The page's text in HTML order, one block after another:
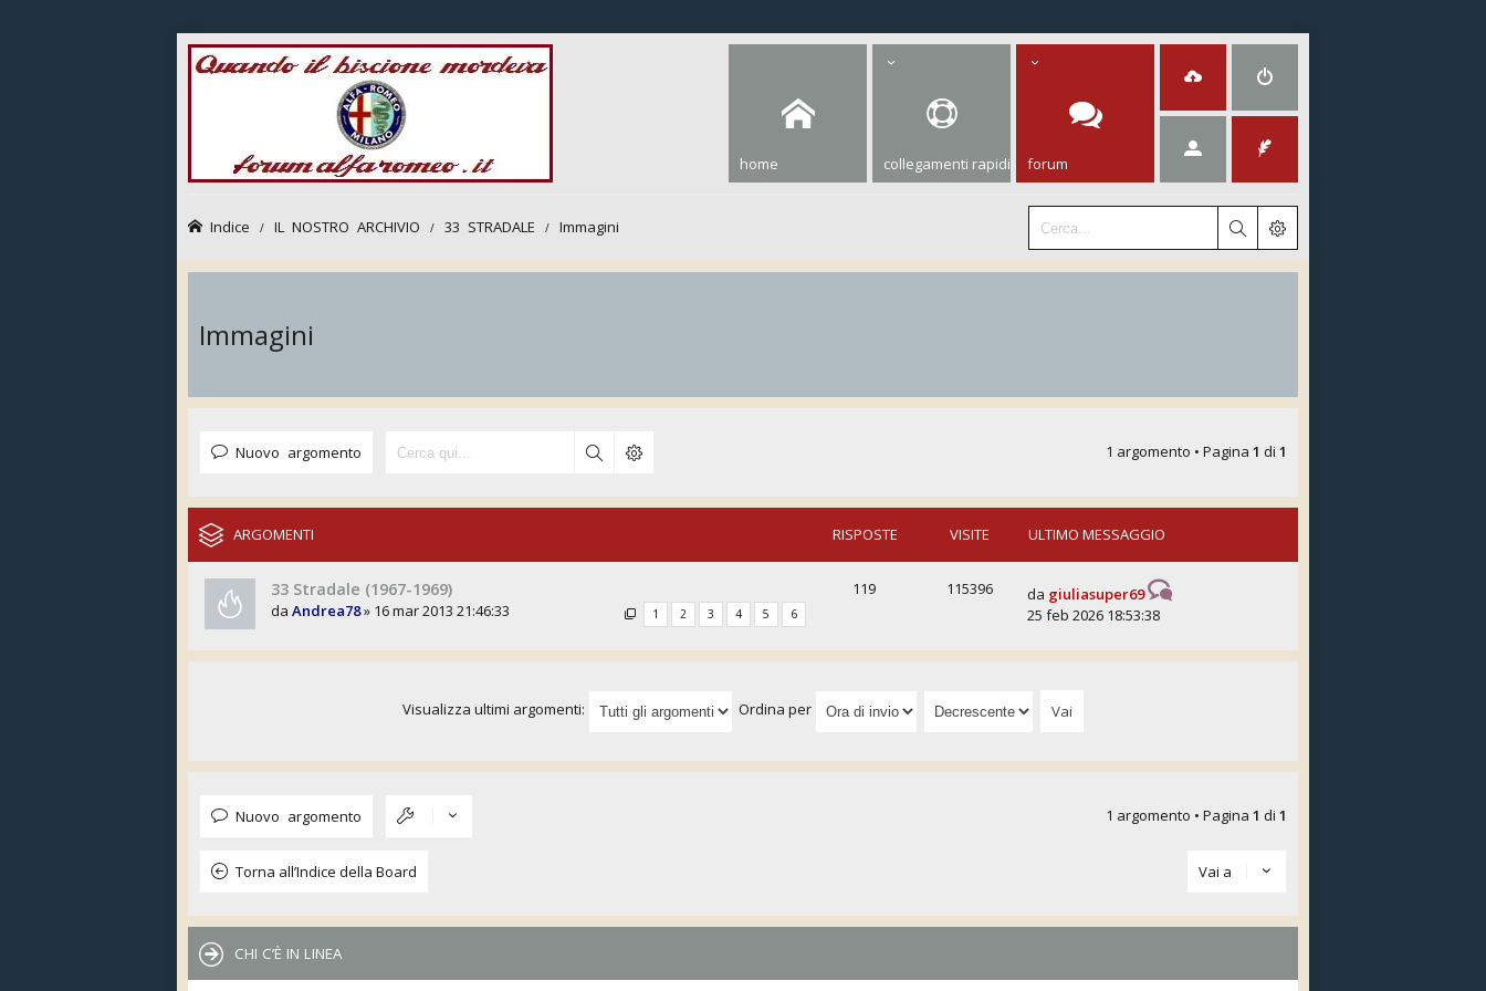
home collegamenti rapidi forum
Indice IL NOSTRO ARCHIVIO 33 STRADALE Immagini
Immagini
Nuovo argomento 1 argomento • Pagina 1 di 1
ARGOMENTI RISPOSTE VISITE ULTIMO MESSAGGIO
33 Stradale (1967-1969)
1 2 3 4 5 6
da Andrea78» 16 mar 2013 21:46:33
119 115396 da giuliasuper69
25 feb 2026 18:53:38
Visualizza ultimi argomenti: Ordina per
Nuovo argomento 1 argomento • Pagina 1 di 1
Torna all’Indice della Board Vai a
CHI C’È IN LINEA